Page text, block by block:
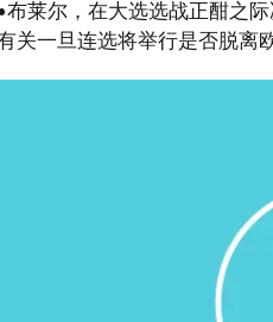
布莱尔，在大选选战正酣之
关一旦连选将举行是否脱离